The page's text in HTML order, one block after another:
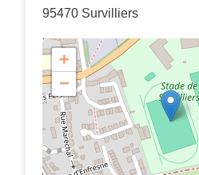
95470 Survilliers
+
−